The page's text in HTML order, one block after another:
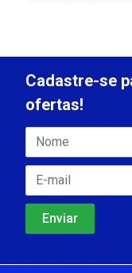
Cadastre-se
ofertas!